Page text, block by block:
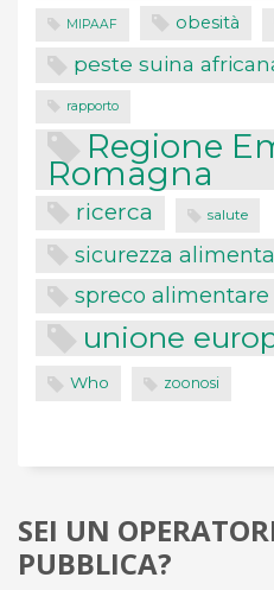
MIPAAF obesità
peste suina
rapporto
Regione
Romagna
ricerca salute
sicurezza
spreco alimentare
unione
Who zoonosi
SEI UN
PUBBLICA?